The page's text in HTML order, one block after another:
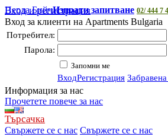
Перла БийчИзпрати запитване 02/ 444 7
Вход и регистрация
Вход за клиенти на Apartments Bulgaria
Потребител:
Парола:
Запомни ме
ВходРегистрация
Информация за нас
Прочетете повече за нас
Търсачка
Свържете се с нас Свържете се с нас